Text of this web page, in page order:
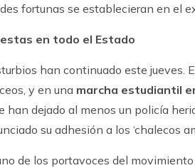
fortunas se establecieran en el
en todo el Estado
han continuado este jueves.
y en una marcha estudiantil
dejado al menos un policía
su adhesión a los ‘chalecos
de los portavoces del